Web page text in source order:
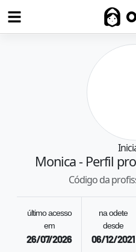
Monica- Perfil
Código da
último acesso
em
26/07/2026
na odete
desde
06/12/2021